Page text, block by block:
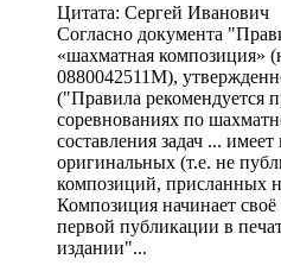
Цитата: Сергей Иванович
Согласно документа
«шахматная композиция»
0880042511М),
("Правила рекомендуется
соревнованиях по
составления задач ...
оригинальных (т.е. не
композиций, присланных
Композиция начинает
первой публикации в
издании"...